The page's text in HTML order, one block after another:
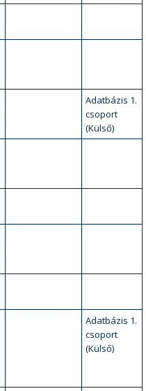
Adatbázis 1.
csoport
(Külső)
Adatbázis 1.
csoport
(Külső)